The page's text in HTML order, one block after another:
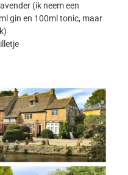
(ik neem een
gin en 100ml tonic, maar